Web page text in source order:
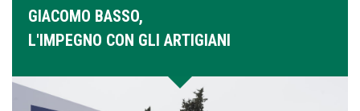
GIACOMO BASSO,
L'IMPEGNO CON GLI ARTIGIANI